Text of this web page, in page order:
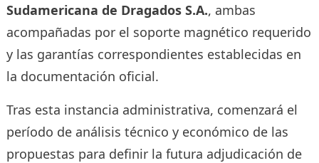
Sudamericana de Dragados S.A., ambas
acompañadas por el soporte magnético requerido
y las garantías correspondientes establecidas en
la documentación oficial.
Tras esta instancia administrativa, comenzará el
período de análisis técnico y económico de las
propuestas para definir la futura adjudicación de